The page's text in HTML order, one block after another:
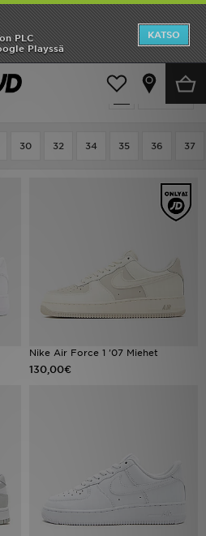
PLC
Playssä
KATSO
2026
Suodata
30 32 34 35 36 37
Nike Air Force 1 '07 Miehet
130,00€